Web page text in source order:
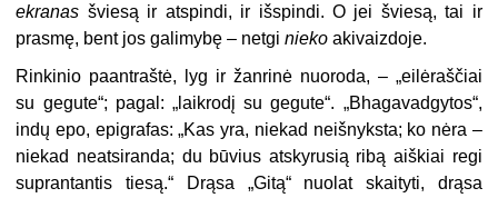
ekranas šviesą ir atspindi, ir išspindi. O jei šviesą, tai ir
prasmę, bent jos galimybę – netginiekoakivaizdoje.
Rinkinio paantraštė, lyg ir žanrinė nuoroda, – „eilėraščiai
su gegute“; pagal: „laikrodį su gegute“. „Bhagavadgytos“,
indų epo, epigrafas: „Kas yra, niekad neišnyksta; ko nėra –
niekad neatsiranda; du būvius atskyrusią ribą aiškiai regi
suprantantis tiesą.“ Drąsa „Gitą“ nuolat skaityti, drąsa